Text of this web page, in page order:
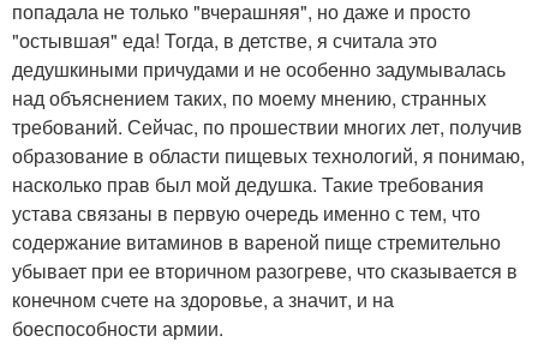
попадала не только "вчерашняя", но даже и просто
"остывшая" еда! Тогда, в детстве, я считала это
дедушкиными причудами и не особенно задумывалась
над объяснением таких, по моему мнению, странных
требований. Сейчас, по прошествии многих лет, получив
образование в области пищевых технологий, я понимаю,
насколько прав был мой дедушка. Такие требования
устава связаны в первую очередь именно с тем, что
содержание витаминов в вареной пище стремительно
убывает при ее вторичном разогреве, что сказывается в
конечном счете на здоровье, а значит, и на
боеспособности армии.